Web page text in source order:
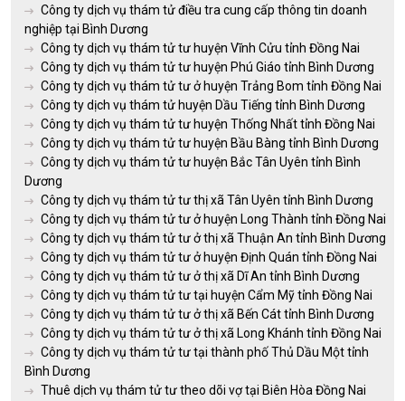
Công ty dịch vụ thám tử điều tra cung cấp thông tin doanh
nghiệp tại Bình Dương
Công ty dịch vụ thám tử tư huyện Vĩnh Cửu tỉnh Đồng Nai
Công ty dịch vụ thám tử tư huyện Phú Giáo tỉnh Bình Dương
Công ty dịch vụ thám tử tư ở huyện Trảng Bom tỉnh Đồng Nai
Công ty dịch vụ thám tử huyện Dầu Tiếng tỉnh Bình Dương
Công ty dịch vụ thám tử tư huyện Thống Nhất tỉnh Đồng Nai
Công ty dịch vụ thám tử tư huyện Bầu Bàng tỉnh Bình Dương
Công ty dịch vụ thám tử tư huyện Bắc Tân Uyên tỉnh Bình
Dương
Công ty dịch vụ thám tử tư thị xã Tân Uyên tỉnh Bình Dương
Công ty dịch vụ thám tử tư ở huyện Long Thành tỉnh Đồng Nai
Công ty dịch vụ thám tử tư ở thị xã Thuận An tỉnh Bình Dương
Công ty dịch vụ thám tử tư ở huyện Định Quán tỉnh Đồng Nai
Công ty dịch vụ thám tử tư ở thị xã Dĩ An tỉnh Bình Dương
Công ty dịch vụ thám tử tư tại huyện Cẩm Mỹ tỉnh Đồng Nai
Công ty dịch vụ thám tử tư ở thị xã Bến Cát tỉnh Bình Dương
Công ty dịch vụ thám tử tư ở thị xã Long Khánh tỉnh Đồng Nai
Công ty dịch vụ thám tử tư tại thành phố Thủ Dầu Một tỉnh
Bình Dương
Thuê dịch vụ thám tử tư theo dõi vợ tại Biên Hòa Đồng Nai